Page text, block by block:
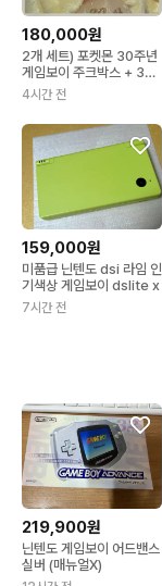
180,000원
2개 세트) 포켓몬 30주년
게임보이 주크박스 + 30
주년 인형(덤증정)
4시간 전
159,000원
미품급 닌텐도 dsi 라임 인
기색상 게임보이 dslite x
7시간 전
219,900원
닌텐도 게임보이 어드밴스
실버 (매뉴얼X)